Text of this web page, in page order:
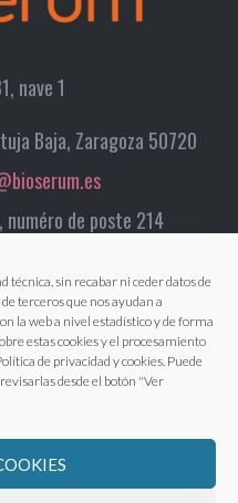
técnica, sin recabar ni ceder datos de
terceros que nos ayudan a
la web a nivel estadístico y de forma
estas cookies y el procesamiento
de privacidad y cookies. Puede
desde el botón "Ver
nave 1
Baja, Zaragoza 50720
de poste 214